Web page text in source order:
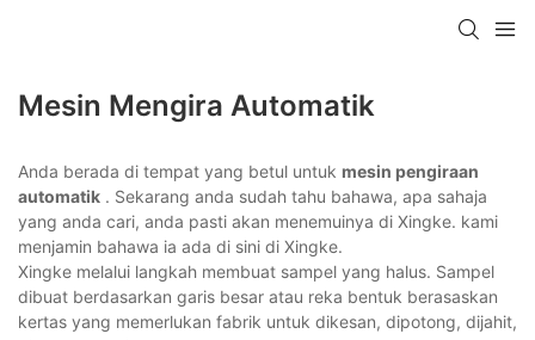
Mesin Mengira Automatik
Anda berada di tempat yang betul untuk mesin pengiraan
automatik . Sekarang anda sudah tahu bahawa, apa sahaja
yang anda cari, anda pasti akan menemuinya di Xingke. kami
menjamin bahawa ia ada di sini di Xingke.
Xingke melalui langkah membuat sampel yang halus. Sampel
dibuat berdasarkan garis besar atau reka bentuk berasaskan
kertas yang memerlukan fabrik untuk dikesan, dipotong, dijahit,